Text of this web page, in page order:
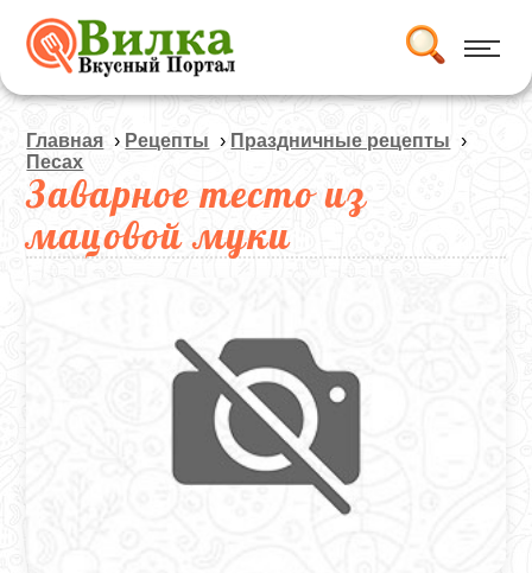
Главная › Рецепты › Праздничные рецепты ›
Песах
Заварное тесто из
мацовой муки